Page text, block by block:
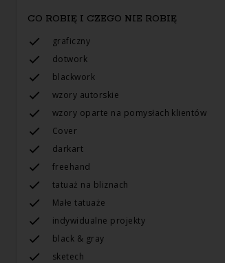
CO ROBIĘ I CZEGO NIE ROBIĘ
graficzny
dotwork
blackwork
wzory autorskie
wzory oparte na pomysłach klientów
Cover
darkart
freehand
tatuaż na bliznach
Małe tatuaże
indywidualne projekty
black & gray
sketech